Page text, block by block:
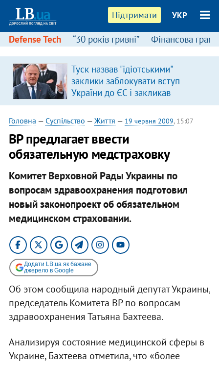
Підтримати УКР
Defense Tech “30 років гривні” Фінансова
Туск назвав "ідіотськими"
заклики заблокувати вступ
України до ЄС і закликав
припинити антиукраїнську
риторику
Головна — Суспільство — Життя — 19 червня 2009, 15:07
ВР предлагает ввести
обязательную медстраховку
Комитет Верховной Рады Украины по
вопросам здравоохранения подготовил
новый законопроект об обязательном
медицинском страховании.
Додати LB.ua як бажане
джерело в Google
Об этом сообщила народный депутат Украины,
председатель Комитета ВР по вопросам
здравоохранения Татьяна Бахтеева.
Анализируя состояние медицинской сферы в
Украине, Бахтеева отметила, что «более